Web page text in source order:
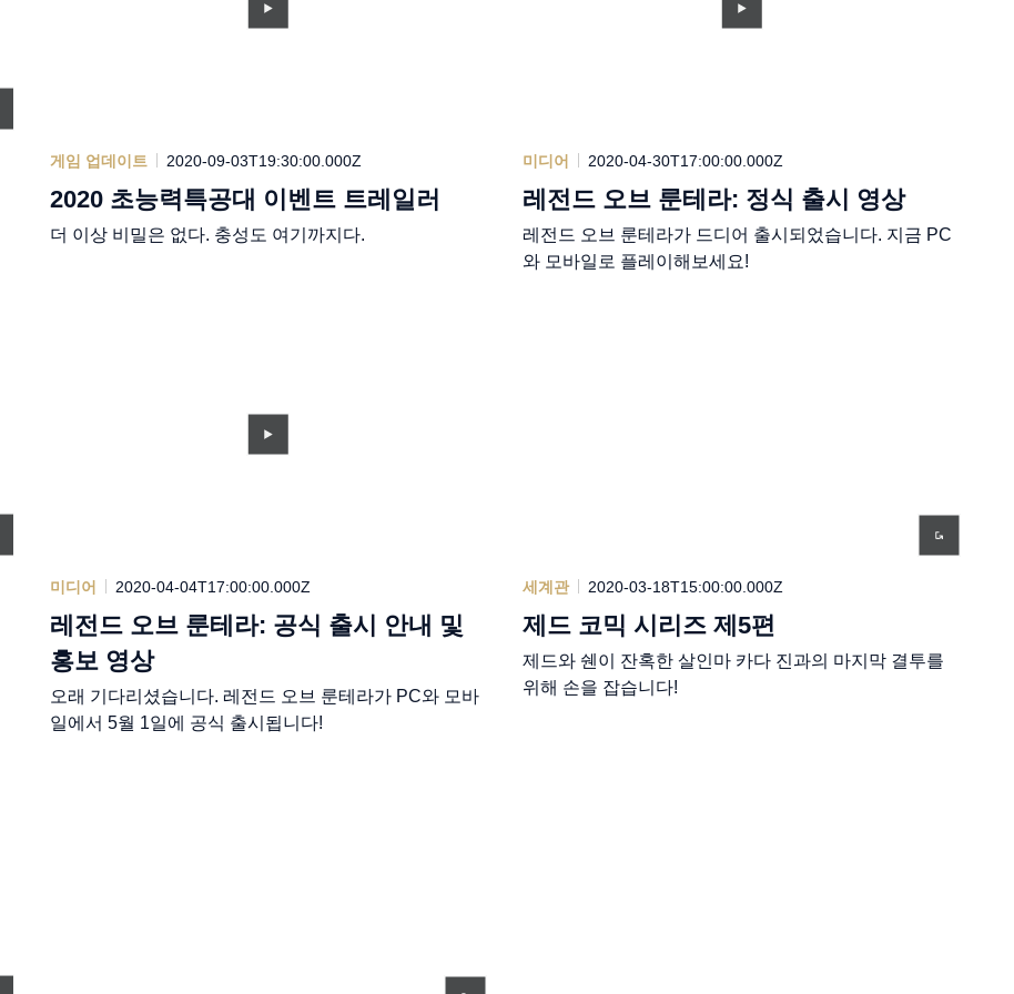
게임 업데이트 2020-09-03T19:30:00.000Z
2020 초능력특공대 이벤트 트레일러
더 이상 비밀은 없다. 충성도 여기까지다.
미디어 2020-04-30T17:00:00.000Z
레전드 오브 룬테라: 정식 출시 영상
레전드 오브 룬테라가 드디어 출시되었습니다. 지금 PC
와 모바일로 플레이해보세요!
미디어 2020-04-04T17:00:00.000Z
레전드 오브 룬테라: 공식 출시 안내 및
홍보 영상
오래 기다리셨습니다. 레전드 오브 룬테라가 PC와 모바
일에서 5월 1일에 공식 출시됩니다!
세계관 2020-03-18T15:00:00.000Z
제드 코믹 시리즈 제5편
제드와 쉔이 잔혹한 살인마 카다 진과의 마지막 결투를
위해 손을 잡습니다!